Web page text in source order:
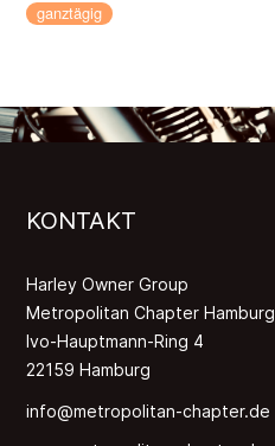
ganztägig
KONTAKT
Harley Owner Group
Metropolitan Chapter Hamburg
Ivo-Hauptmann-Ring 4
22159 Hamburg
info@metropolitan-chapter.de